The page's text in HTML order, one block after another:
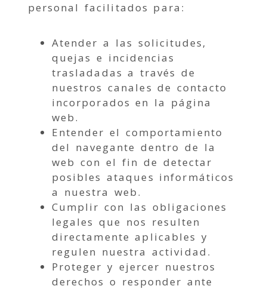
personal facilitados para:
Atender a las solicitudes,
quejas e incidencias
trasladadas a través de
nuestros canales de contacto
incorporados en la página
web.
Entender el comportamiento
del navegante dentro de la
web con el fin de detectar
posibles ataques informáticos
a nuestra web.
Cumplir con las obligaciones
legales que nos resulten
directamente aplicables y
regulen nuestra actividad.
Proteger y ejercer nuestros
derechos o responder ante